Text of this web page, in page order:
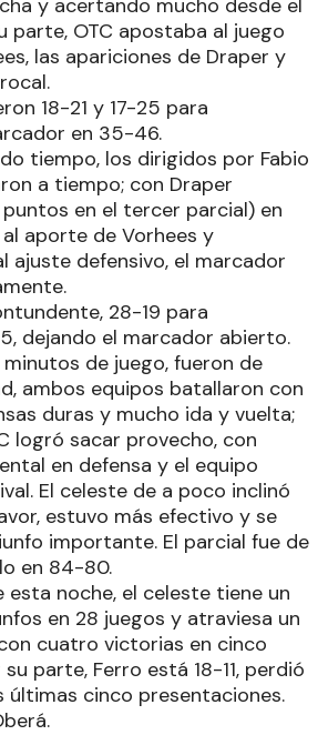
y acertando mucho desde el
parte, OTC apostaba al juego
las apariciones de Draper y
18-21 y 17-25 para
en 35-46.
tiempo, los dirigidos por Fabio
a tiempo; con Draper
puntos en el tercer parcial) en
aporte de Vorhees y
ajuste defensivo, el marcador
28-19 para
dejando el marcador abierto.
de juego, fueron de
ambos equipos batallaron con
duras y mucho ida y vuelta;
logró sacar provecho, con
en defensa y el equipo
El celeste de a poco inclinó
estuvo más efectivo y se
importante. El parcial fue de
en 84-80.
esta noche, el celeste tiene un
en 28 juegos y atraviesa un
cuatro victorias en cinco
parte, Ferro está 18-11, perdió
últimas cinco presentaciones.